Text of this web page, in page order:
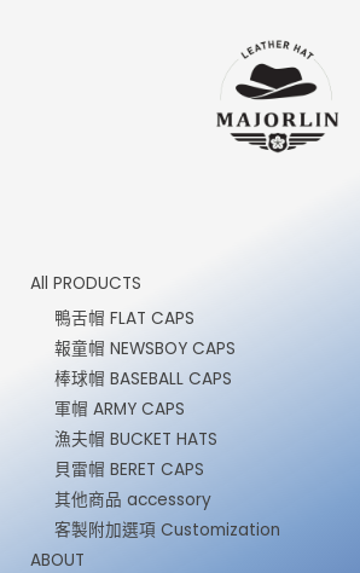
All PRODUCTS
鴨舌帽 FLAT CAPS
報童帽 NEWSBOY CAPS
棒球帽 BASEBALL CAPS
軍帽 ARMY CAPS
漁夫帽 BUCKET HATS
貝雷帽 BERET CAPS
其他商品 accessory
客製附加選項 Customization
ABOUT